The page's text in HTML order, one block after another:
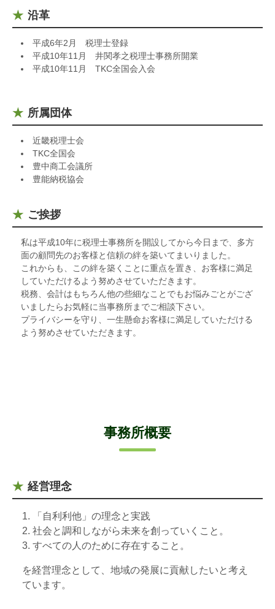
沿革
平成6年2月 税理士登録
平成10年11月 井関孝之税理士事務所開業
平成10年11月 TKC全国会入会
所属団体
近畿税理士会
TKC全国会
豊中商工会議所
豊能納税協会
ご挨拶
私は平成10年に税理士事務所を開設してから今日まで、多方
面の顧問先のお客様と信頼の絆を築いてまいりました。
これからも、この絆を築くことに重点を置き、お客様に満足
していただけるよう努めさせていただきます。
税務、会計はもちろん他の些細なことでもお悩みごとがござ
いましたらお気軽に当事務所までご相談下さい。
プライバシーを守り、一生懸命お客様に満足していただける
よう努めさせていただきます。
事務所概要
経営理念
「自利利他」の理念と実践
社会と調和しながら未来を創っていくこと。
すべての人のために存在すること。
を経営理念として、地域の発展に貢献したいと考え
ています。